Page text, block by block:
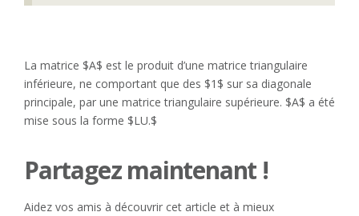
La matrice $A$ est le produit d’une matrice triangulaire
inférieure, ne comportant que des $1$ sur sa diagonale
principale, par une matrice triangulaire supérieure. $A$ a été
mise sous la forme $LU.$
Partagez maintenant !
Aidez vos amis à découvrir cet article et à mieux